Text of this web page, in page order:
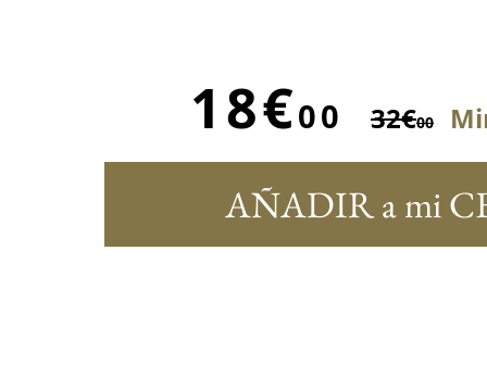
18€00 32€00
AÑADIR a mi